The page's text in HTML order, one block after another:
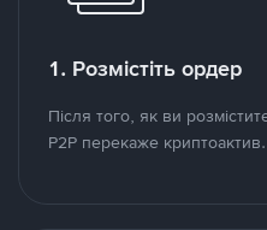
1. Розмістіть ордер
Після того, як ви
P2P перекаже криптоактив.